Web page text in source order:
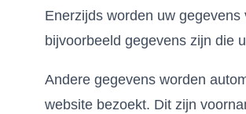
Enerzijds worden uw
bijvoorbeeld gegevens zijn die
Andere gegevens worden
website bezoekt. Dit zijn